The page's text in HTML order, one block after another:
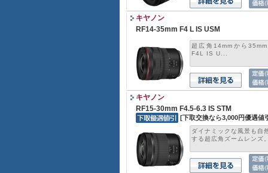
キヤノン
RF14-35mm F4 L IS USM
超広角14mmから
F4L IS U...
キヤノン
RF15-30mm F4.5-6.3 IS STM
[下取交換なら3,000円優遇値
ダイナミックな風景も自
する超広角ズームレンズ